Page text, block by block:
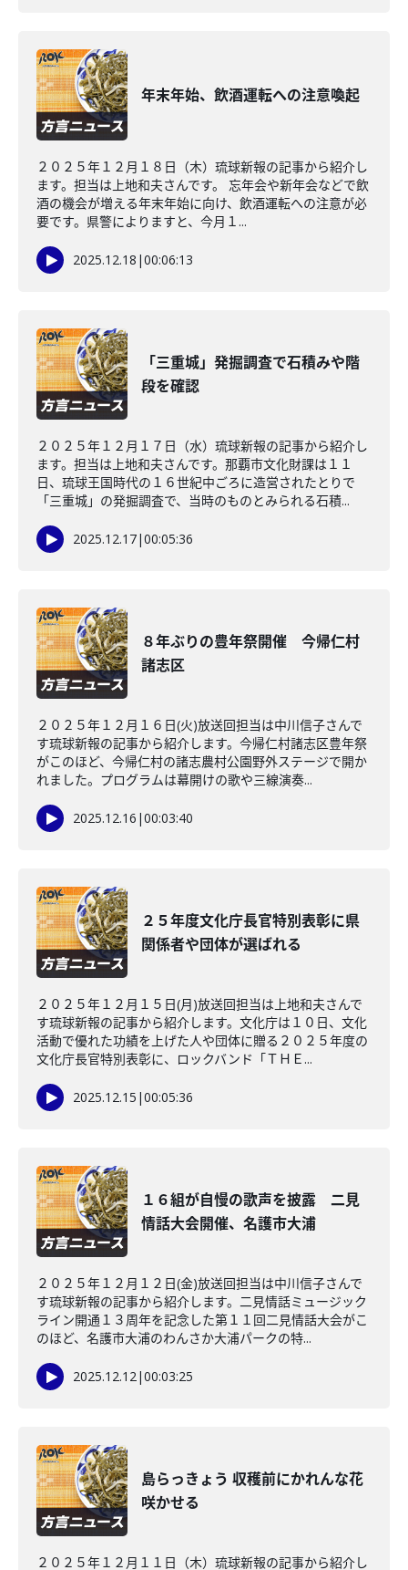
年末年始、飲酒運転への注意喚起
２０２５年１２月１８日（木）琉球新報の記事から紹介し
ます。担当は上地和夫さんです。 忘年会や新年会などで飲
酒の機会が増える年末年始に向け、飲酒運転への注意が必
要です。県警によりますと、今月１...
2025.12.18 |00:06:13
「三重城」発掘調査で石積みや階
段を確認
２０２５年１２月１７日（水）琉球新報の記事から紹介し
ます。担当は上地和夫さんです。那覇市文化財課は１１
日、琉球王国時代の１６世紀中ごろに造営されたとりで
「三重城」の発掘調査で、当時のものとみられる石積...
2025.12.17|00:05:36
８年ぶりの豊年祭開催 今帰仁村
諸志区
２０２５年１２月１６日(火)放送回担当は中川信子さんで
す琉球新報の記事から紹介します。今帰仁村諸志区豊年祭
がこのほど、今帰仁村の諸志農村公園野外ステージで開か
れました。プログラムは幕開けの歌や三線演奏...
2025.12.16 |00:03:40
２５年度文化庁長官特別表彰に県
関係者や団体が選ばれる
２０２５年１２月１５日(月)放送回担当は上地和夫さんで
す琉球新報の記事から紹介します。文化庁は１０日、文化
活動で優れた功績を上げた人や団体に贈る２０２５年度の
文化庁長官特別表彰に、ロックバンド「ＴＨＥ...
2025.12.15 |00:05:36
１６組が自慢の歌声を披露 二見
情話大会開催、名護市大浦
２０２５年１２月１２日(金)放送回担当は中川信子さんで
す琉球新報の記事から紹介します。二見情話ミュージック
ライン開通１３周年を記念した第１１回二見情話大会がこ
のほど、名護市大浦のわんさか大浦パークの特...
2025.12.12|00:03:25
島らっきょう 収穫前にかれんな花
咲かせる
２０２５年１２月１１日（木）琉球新報の記事から紹介し